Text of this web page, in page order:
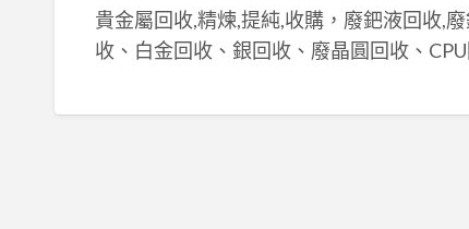
貴金屬回收,精煉,提純,收購，廢鈀液回收,廢
收、白金回收、銀回收、廢晶圓回收、